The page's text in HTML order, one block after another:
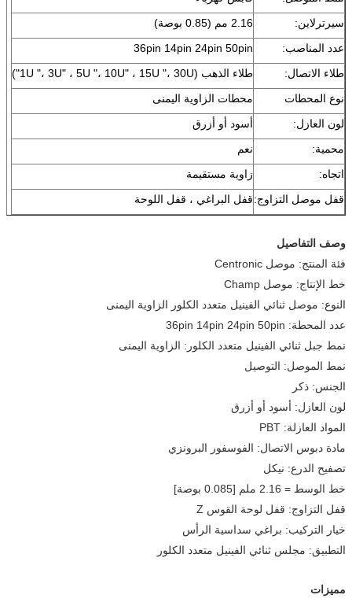
سيرترلاين:
2.16 مم (0.85 بوصة)
عدد المناصب:
36pin 14pin 24pin 50pin
طلاء الاتصال:
طلاء الذهب (1U "، 3U" ، 5U "، 10U" ، 15U "، 30U")
نوع المحطات
محطات الزاوية اليمنى
لون العازل:
أسود أو أزرق
محمية:
نعم
اتجاه:
زاوية مستقيمة
قفل موصل التزاوج:قفل البراغي ، قفل اللوحة
وصف التفاصيل
فئة المنتج: موصل Centronic
خط الإنتاج: موصل Champ
النوع: موصل ثنائي الفينيل متعدد الكلور الزاوية اليمنى
عدد المحطة: 36pin 14pin 24pin 50pin
نمط جبل ثنائي الفينيل متعدد الكلور: الزاوية اليمنى
نمط الموصل: التوصيل
الجنس: ذكر
لون العازل: أسود أو أزرق
المواد العازلة: PBT
مادة دبوس الاتصال: الفوسفور البرونزي
تصفيح الدرع: نيكل
خط الوسط = 2.16 ملم [0.085 بوصة]
قفل التزاوج: قفل لوحة القوس Z
خيار التركيب: براغي سداسية الرأس
التطبيق: مجلس ثنائي الفينيل متعدد الكلور
مميزات